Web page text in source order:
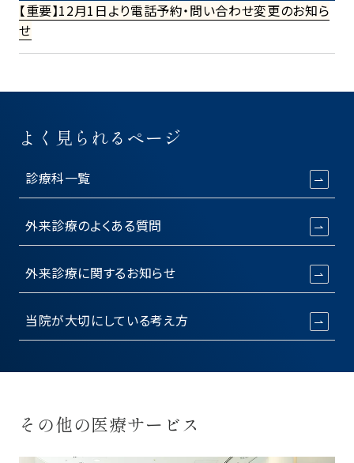
【重要】12月1日より電話予約・問い合わせ変更のお知ら
せ
よく見られるページ
診療科一覧
外来診療のよくある質問
外来診療に関するお知らせ
当院が大切にしている考え方
その他の医療サービス